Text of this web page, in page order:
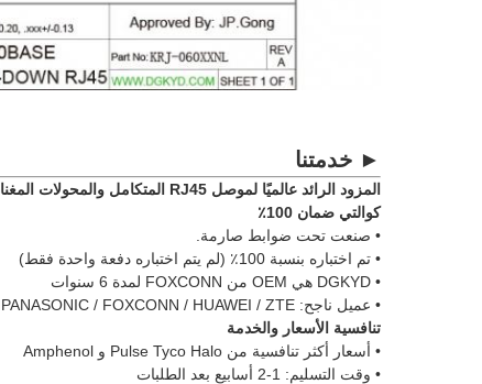
► خدمتنا
المزود الرائد عالميًا لموصل RJ45 المتكامل والمحولات المغناطيسية المنفصلة
كوالتي ضمان 100٪
• صنعت تحت ضوابط صارمة.
• تم اختباره بنسبة 100٪ (لم يتم اختباره دفعة واحدة فقط)
• DGKYD هي OEM من FOXCONN لمدة 6 سنوات
• عميل ناجح: PANASONIC / FOXCONN / HUAWEI / ZTE ...
تنافسية الأسعار والخدمة
• أسعار أكثر تنافسية من Pulse Tyco Halo و Amphenol
• وقت التسليم: 1-2 أسابيع بعد الطلبات